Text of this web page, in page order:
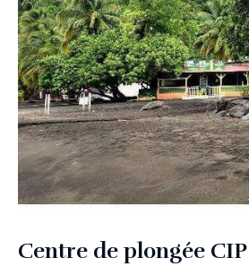
Centre de plongée